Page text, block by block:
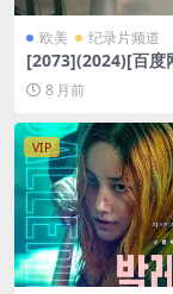
欧美 纪录片频道
[2073](2024)[百度
网盘1080P超清未
[网盘在线播放/下
8 月前
VIP